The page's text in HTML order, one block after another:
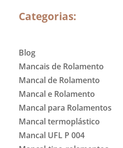
Categorias:
Blog
Mancais de Rolamento
Mancal de Rolamento
Mancal e Rolamento
Mancal para Rolamentos
Mancal termoplástico
Mancal UFL P 004